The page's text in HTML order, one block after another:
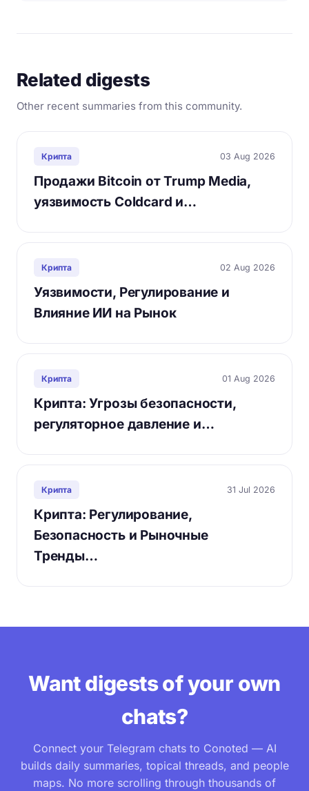
Related digests
Other recent summaries from this community.
Крипта 03 Aug 2026
Продажи Bitcoin от Trump Media,
уязвимость Coldcard и…
Крипта 02 Aug 2026
Уязвимости, Регулирование и
Влияние ИИ на Рынок
Крипта 01 Aug 2026
Крипта: Угрозы безопасности,
регуляторное давление и…
Крипта 31 Jul 2026
Крипта: Регулирование,
Безопасность и Рыночные
Тренды…
Want digests of your own
chats?
Connect your Telegram chats to Conoted — AI
builds daily summaries, topical threads, and people
maps. No more scrolling through thousands of